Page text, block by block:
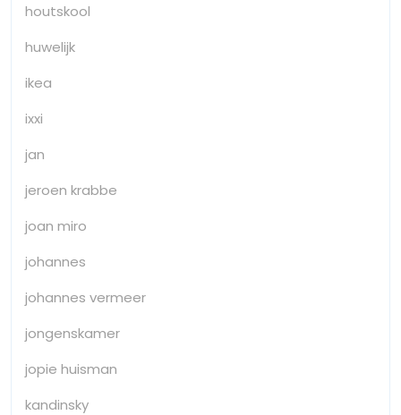
houtskool
huwelijk
ikea
ixxi
jan
jeroen krabbe
joan miro
johannes
johannes vermeer
jongenskamer
jopie huisman
kandinsky